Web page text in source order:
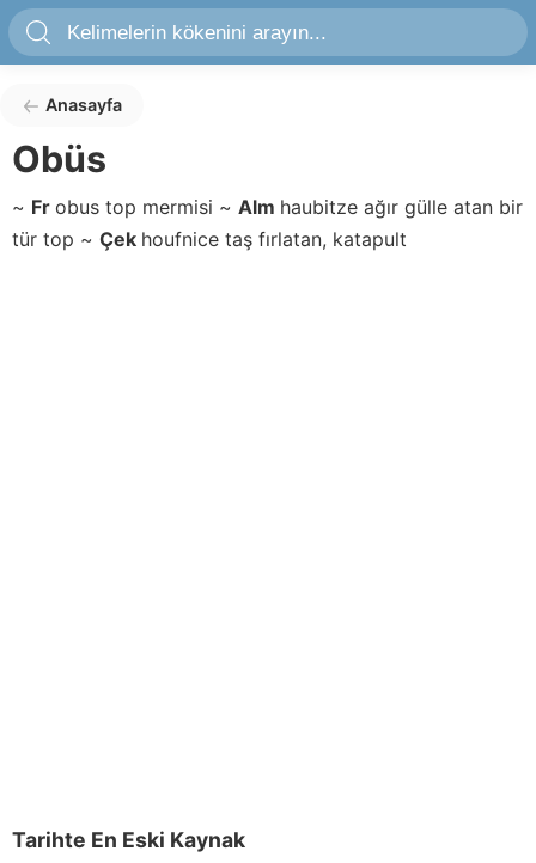
Anasayfa
Obüs
~ Fr obus top mermisi ~ Alm haubitze ağır gülle atan bir
tür top ~ Çek houfnice taş fırlatan, katapult
Tarihte En Eski Kaynak